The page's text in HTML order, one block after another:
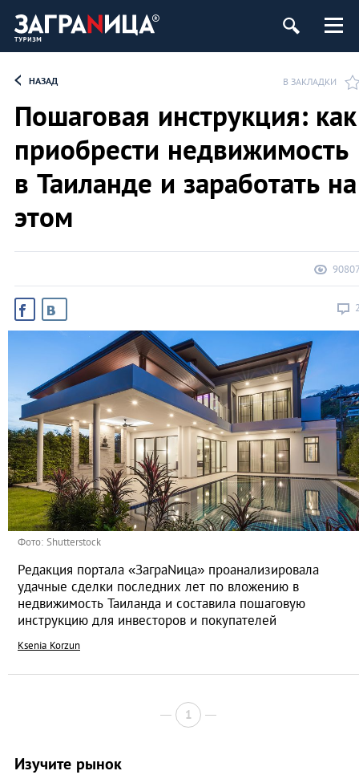
НАЗАД В ЗАКЛАДКИ
Пошаговая инструкция: как
приобрести недвижимость
в Таиланде и заработать на
этом
Фото: Shutterstock
Редакция портала «ЗаграNица» проанализировала
удачные сделки последних лет по вложению в
недвижимость Таиланда и составила пошаговую
инструкцию для инвесторов и покупателей
Ksenia Korzun
1
Изучите рынок